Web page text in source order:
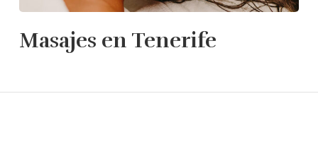
Masajes en Tenerife